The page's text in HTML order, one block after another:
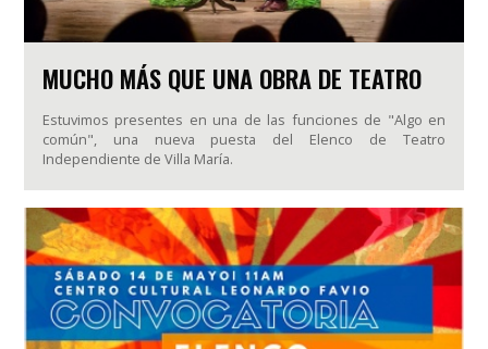
MUCHO MÁS QUE UNA OBRA DE TEATRO
Estuvimos presentes en una de las funciones de "Algo en
común", una nueva puesta del Elenco de Teatro
Independiente de Villa María.